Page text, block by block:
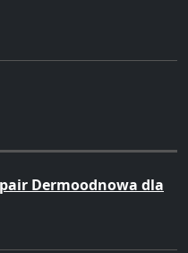
Dermoodnowa dla